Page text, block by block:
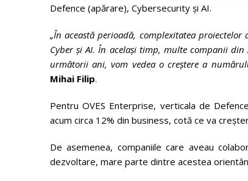
Defence (apărare), Cybersecurity și AI.
„În această perioadă, complexitatea
Cyber și AI. În același timp, multe companii
următorii ani, vom vedea o creștere a
Mihai Filip.
Pentru OVES Enterprise, verticala de
acum circa 12% din business, cotă ce va
De asemenea, companiile care aveau
dezvoltare, mare parte dintre acestea